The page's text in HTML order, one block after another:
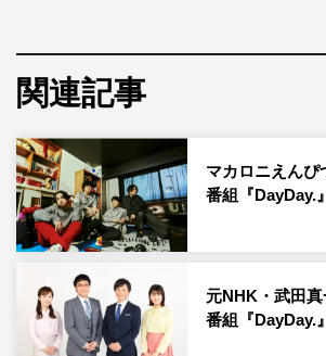
2歳の時に『いないいないばあっ！』
2011年、ドラマ『マルモのおきて』に
た。同作の主題歌「マル・マル・モリ
ューも果たし、『紅白歌合戦』にも出
ドラマ、バラエティー番組など多くの
近は番組MC、コメンテイターなども務
げている。『ZIP!』レギュラーの曜日
鈴木は「まだ実感が湧いてなく……僕の
く大きなことなのは確かですが、今は
関連記事
マカロニえんぴ
番組『DayDay.
元NHK・武田
番組『DayDay.